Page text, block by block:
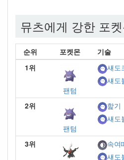
뮤츠에게 강한 포
순위 포켓몬 기술
1위
팬텀
섀도
섀도
2위
팬텀
핥기
섀도
3위
속여
섀도